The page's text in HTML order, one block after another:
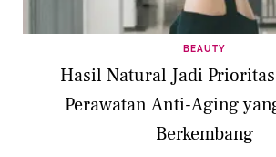
BEAUTY
Hasil Natural Jadi
Perawatan Anti-Aging
Berkembang